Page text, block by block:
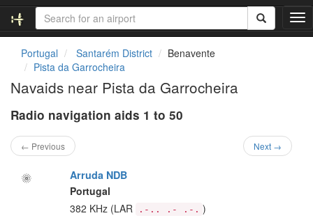
T
o
Portugal Santarém District
Benavente
Pista da Garrocheira
Navaids near Pista da Garrocheira
Radio navigation aids 1 to 50
← Previous Next →
Arruda NDB
Portugal
382 KHz (LAR .-.. .- .-. )